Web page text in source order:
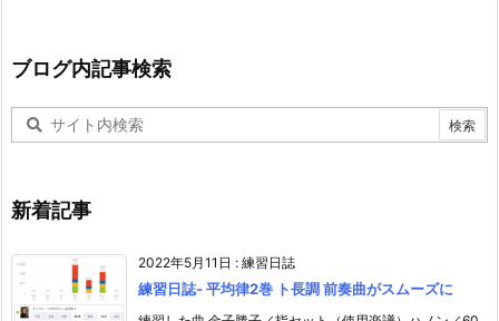
ブログ内記事検索
新着記事
2022年5月11日 : 練習日誌
練習日誌- 平均律2巻 ト長調 前奏曲がスムーズに